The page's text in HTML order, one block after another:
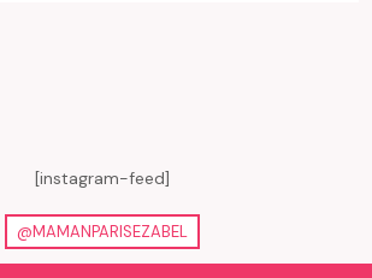
[instagram-feed]
@MAMANPARISEZABEL